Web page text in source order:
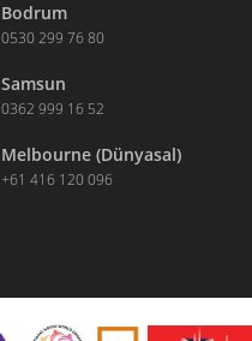
Bodrum
0530 299 76 80
Samsun
0362 999 16 52
Melbourne (Dünyasal)
+61 416 120 096